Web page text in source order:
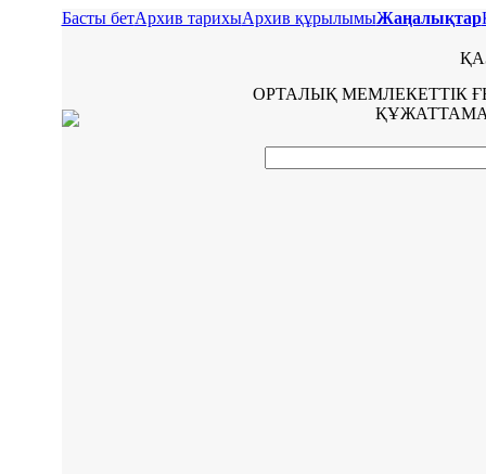
Басты бетАрхив тарихыАрхив құрылымыЖаңалықтар
ОРТАЛЫҚ МЕМЛЕКЕТТІК